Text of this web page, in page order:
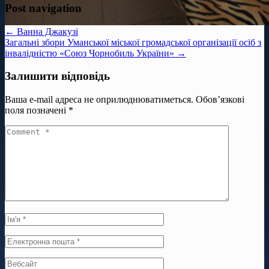
Post navigation
← Ванна Джакузі
Загальні збори Уманської міської громадської організації осіб з
інвалідністю «Союз Чорнобиль України» →
Залишити відповідь
Ваша e-mail адреса не оприлюднюватиметься. Обов’язкові
поля позначені *